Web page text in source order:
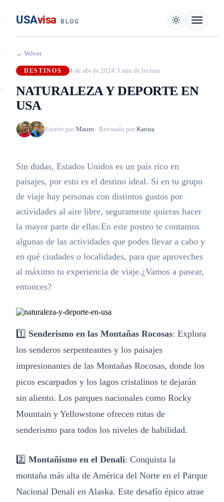
USAvisa BLOG
← Volver
DESTINOS 4 de abr de 2024·3 min de lectura
NATURALEZA Y DEPORTE EN
USA
Escrito por Mauro · Revisado por Karina
Sin dudas, Estados Unidos es un país rico en
paisajes, por esto es el destino ideal. Si en tu grupo
de viaje hay personas con distintos gustos por
actividades al aire libre, seguramente quieras hacer
la mayor parte de ellas.En este posteo te contamos
algunas de las actividades que podes llevar a cabo y
en qué ciudades o localidades, para que aproveches
al máximo tu experiencia de viaje.¿Vamos a pasear,
entonces?
1️⃣ Senderismo en las Montañas Rocosas: Explora
los senderos serpenteantes y los paisajes
impresionantes de las Montañas Rocosas, donde los
picos escarpados y los lagos cristalinos te dejarán
sin aliento. Los parques nacionales como Rocky
Mountain y Yellowstone ofrecen rutas de
senderismo para todos los niveles de habilidad.
2️⃣ Montañismo en el Denali: Conquista la
montaña más alta de América del Norte en el Parque
Nacional Denali en Alaska. Este desafío épico atrae